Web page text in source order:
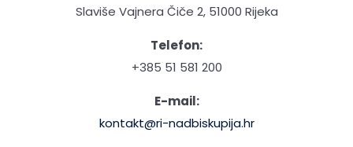
Slaviše Vajnera Čiče 2, 51000 Rijeka
Telefon:
+385 51 581 200
E-mail:
kontakt@ri-nadbiskupija.hr